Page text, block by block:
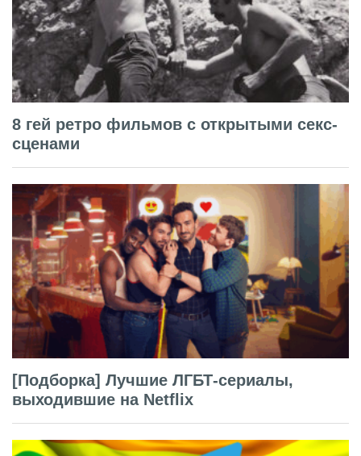
8 гей ретро фильмов с открытыми секс-
сценами
[Подборка] Лучшие ЛГБТ-сериалы,
выходившие на Netflix